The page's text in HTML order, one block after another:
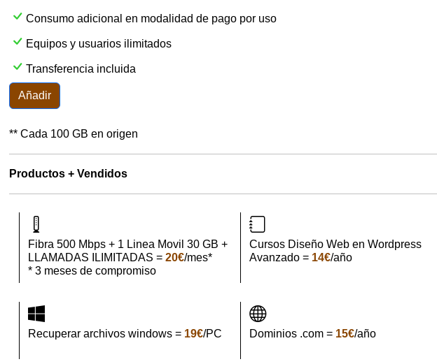
Consumo adicional en modalidad de pago por uso
Equipos y usuarios ilimitados
Transferencia incluida
Añadir
** Cada 100 GB en origen
Productos + Vendidos
Fibra 500 Mbps + 1 Linea Movil 30 GB +
LLAMADAS ILIMITADAS = 20€/mes*
* 3 meses de compromiso
Cursos Diseño Web en Wordpress
Avanzado = 14€/año
Recuperar archivos windows = 19€/PC Dominios .com = 15€/año